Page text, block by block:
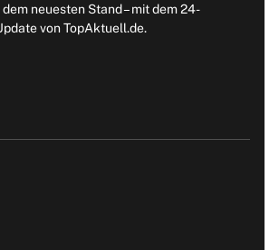
neuesten Stand – mit dem 24-
von TopAktuell.de.